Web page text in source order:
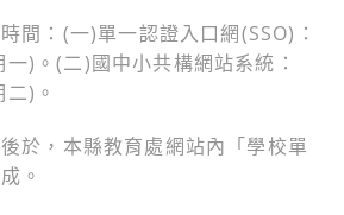
間：(一)單一認證入口網(SSO)：
)。(二)國中小共構網站系統：
)。
於，本縣教育處網站內「學校單
。